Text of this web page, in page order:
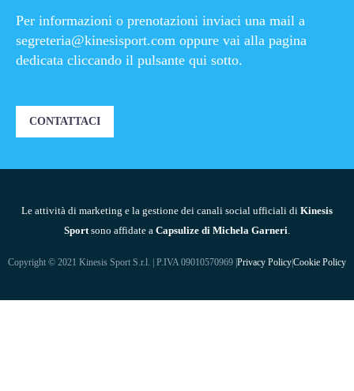
Per informazioni o prenotazioni inviaci una mail a
segreteria@kinesisport.com oppure vai alla pagina
dedicata cliccando il pulsante qui sotto.
CONTATTACI
Le attività di marketing e la gestione dei canali social ufficiali di Kinesis
Sportsono affidate a Capsulize di Michela Garneri.
Copyright © 2021 Kinesis Sport S.r.l. | P.IVA 09010570969 | Privacy PolicyCookie Policy